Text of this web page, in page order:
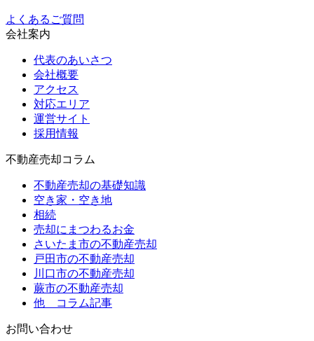
よくあるご質問
会社案内
代表のあいさつ
会社概要
アクセス
対応エリア
運営サイト
採用情報
不動産売却コラム
不動産売却の基礎知識
空き家・空き地
相続
売却にまつわるお金
さいたま市の不動産売却
戸田市の不動産売却
川口市の不動産売却
蕨市の不動産売却
他 コラム記事
お問い合わせ